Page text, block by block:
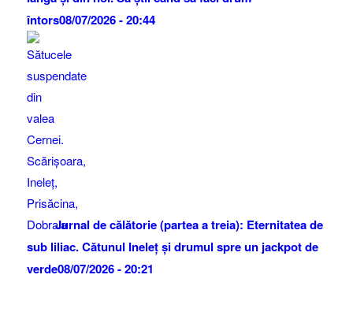
întors08/07/2026 - 20:44
Jurnal de călătorie (partea a treia): Eternitatea de
sub liliac. Cătunul Ineleț și drumul spre un jackpot de
verde08/07/2026 - 20:21